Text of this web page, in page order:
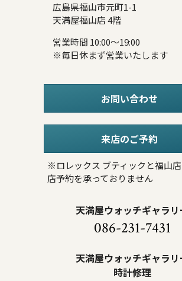
広島県福山市元町1-1
天満屋福山店 4階
営業時間 10:00～19:00
※毎日休まず営業いたします
お問い合わせ
来店のご予約
※ロレックス ブティックと福山
店予約を承っておりません
天満屋ウォッチギャラリ
086-231-7431
天満屋ウォッチギャラリ
時計修理